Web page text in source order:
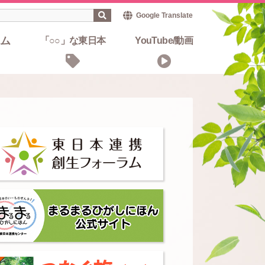
「○○」な東日本 YouTube/動画
Google Translate